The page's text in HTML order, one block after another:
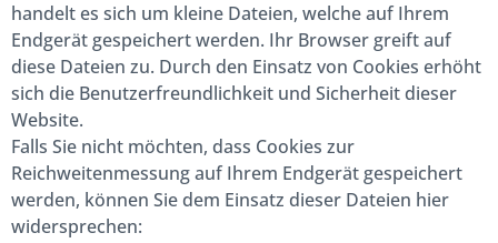
handelt es sich um kleine Dateien, welche auf Ihrem
Endgerät gespeichert werden. Ihr Browser greift auf
diese Dateien zu. Durch den Einsatz von Cookies erhöht
sich die Benutzerfreundlichkeit und Sicherheit dieser
Website.
Falls Sie nicht möchten, dass Cookies zur
Reichweitenmessung auf Ihrem Endgerät gespeichert
werden, können Sie dem Einsatz dieser Dateien hier
widersprechen: